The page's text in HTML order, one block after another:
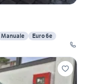
Manuale
Euro 6e